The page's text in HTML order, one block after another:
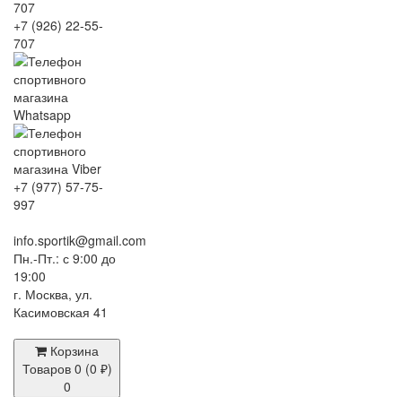
707
+7 (926) 22-55-
707
+7 (977) 57-75-
997
info.sportik@gmail.com
Пн.-Пт.: с 9:00 до
19:00
г. Москва, ул.
Касимовская 41
Корзина
Товаров 0 (0 ₽)
0